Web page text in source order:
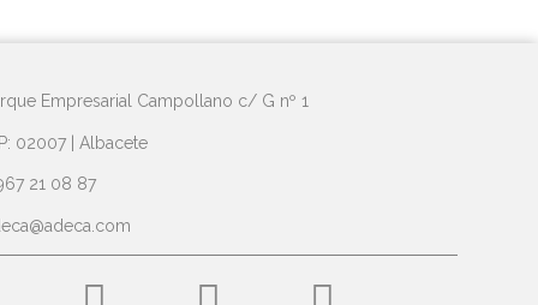
Empresarial Campollano c/ G nº 1
02007 | Albacete
21 08 87